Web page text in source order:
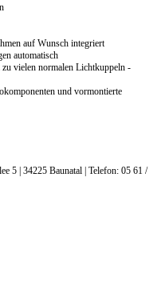
auf Wunsch integriert
automatisch
vielen normalen Lichtkuppeln -
und vormontierte
5 | 34225 Baunatal | Telefon: 05 61 /